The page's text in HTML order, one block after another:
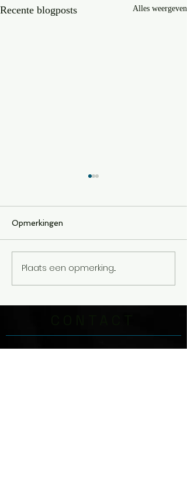
Recente blogposts Alles weergeven
Opmerkingen
Plaats een opmerking...